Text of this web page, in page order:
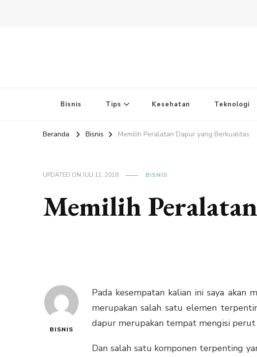
Bisnis Tips Kesehatan Teknologi
Beranda Bisnis Memilih Peralatan Dapur yang Berkualitas
UPDATED ON JULI 11, 2018 BISNIS
Memilih
BISNIS
Pada kesempatan kalian ini saya akan
merupakan salah satu elemen
dapur merupakan tempat mengisi
Dan salah satu komponen terpenting